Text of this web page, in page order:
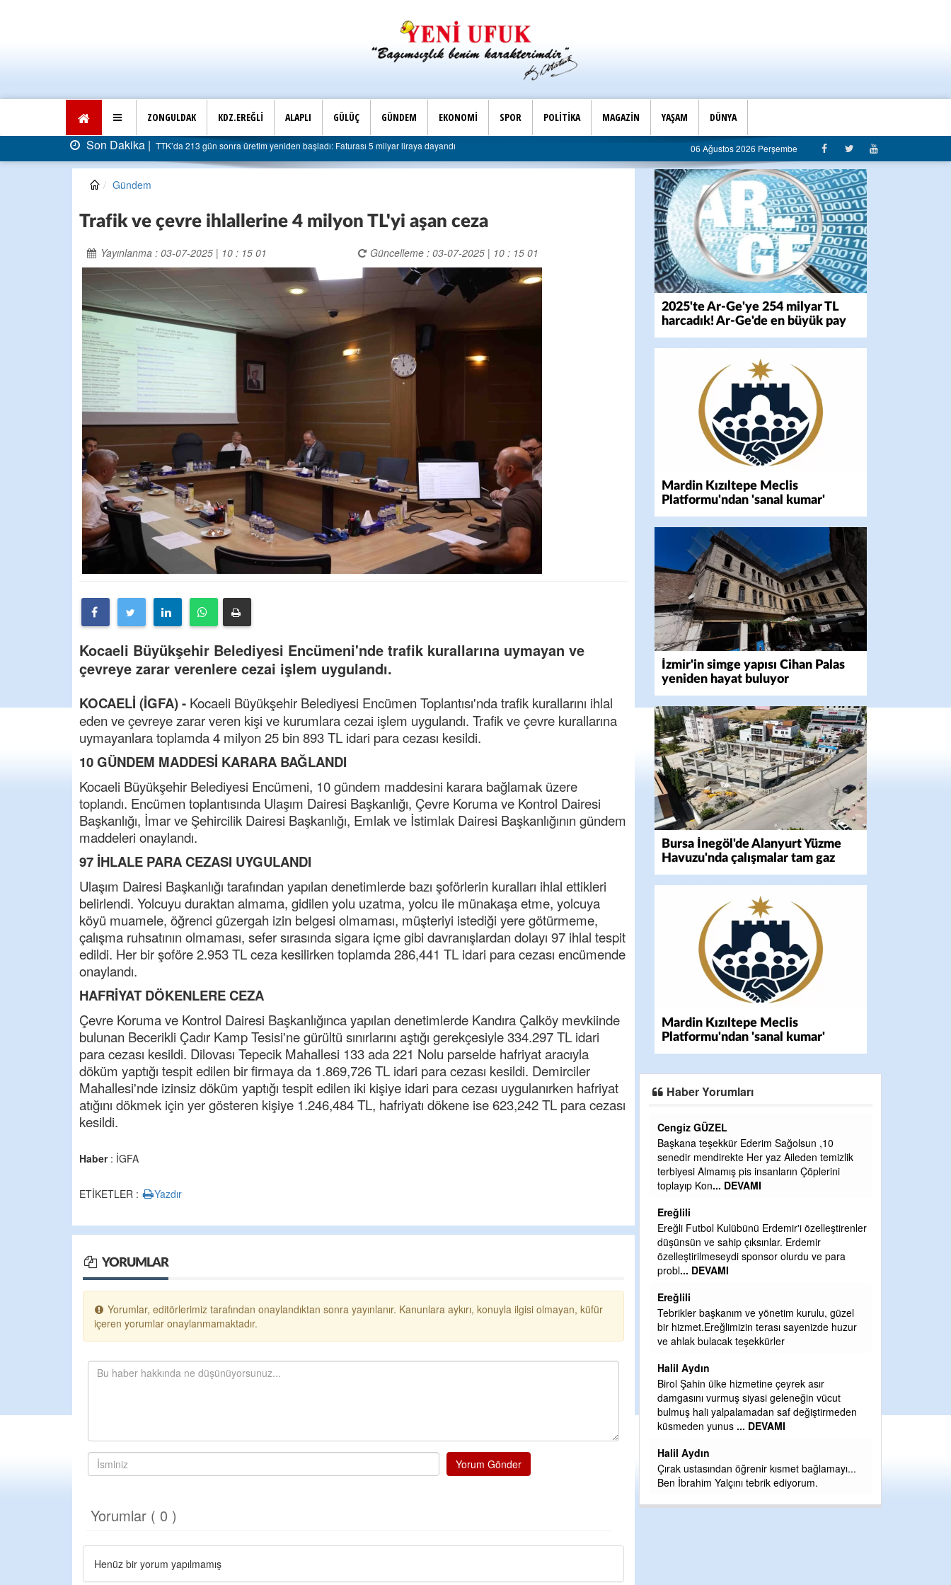
ZONGULDAK KDZ.EREĞLİ ALAPLI GÜLÜÇ GÜNDEM EKONOMİ SPOR POLİTİKA MAGAZİN YAŞAM DÜNYA
Son Dakika |TTK’da 213 gün sonra üretim yeniden başladı: Faturası 5 milyar liraya dayandı AK Parti Ereğli İlçe Başkanlığı’ndan belediyeye sert eleştiri: “Algı siyaseti değil, hizmet belediyeciliği”
06 Ağustos 2026 Perşembe
Gündem
Trafik ve çevre ihlallerine 4 milyon TL'yi aşan ceza
Yayınlanma : 03-07-2025 | 10 : 15 01 Güncelleme : 03-07-2025 | 10 : 15 01
Kocaeli Büyükşehir Belediyesi Encümeni'nde trafik kurallarına uymayan ve
çevreye zarar verenlere cezai işlem uygulandı.
KOCAELİ (İGFA) - Kocaeli Büyükşehir Belediyesi Encümen Toplantısı'nda trafik kurallarını ihlal
eden ve çevreye zarar veren kişi ve kurumlara cezai işlem uygulandı. Trafik ve çevre kurallarına
uymayanlara toplamda 4 milyon 25 bin 893 TL idari para cezası kesildi.
10 GÜNDEM MADDESİ KARARA BAĞLANDI
Kocaeli Büyükşehir Belediyesi Encümeni, 10 gündem maddesini karara bağlamak üzere
toplandı. Encümen toplantısında Ulaşım Dairesi Başkanlığı, Çevre Koruma ve Kontrol Dairesi
Başkanlığı, İmar ve Şehircilik Dairesi Başkanlığı, Emlak ve İstimlak Dairesi Başkanlığının gündem
maddeleri onaylandı.
97 İHLALE PARA CEZASI UYGULANDI
Ulaşım Dairesi Başkanlığı tarafından yapılan denetimlerde bazı şoförlerin kuralları ihlal ettikleri
belirlendi. Yolcuyu duraktan almama, gidilen yolu uzatma, yolcu ile münakaşa etme, yolcuya
köyü muamele, öğrenci güzergah izin belgesi olmaması, müşteriyi istediği yere götürmeme,
çalışma ruhsatının olmaması, sefer sırasında sigara içme gibi davranışlardan dolayı 97 ihlal tespit
edildi. Her bir şoföre 2.953 TL ceza kesilirken toplamda 286,441 TL idari para cezası encümende
onaylandı.
HAFRİYAT DÖKENLERE CEZA
Çevre Koruma ve Kontrol Dairesi Başkanlığınca yapılan denetimlerde Kandıra Çalköy mevkiinde
bulunan Becerikli Çadır Kamp Tesisi'ne gürültü sınırlarını aştığı gerekçesiyle 334.297 TL idari
para cezası kesildi. Dilovası Tepecik Mahallesi 133 ada 221 Nolu parselde hafriyat aracıyla
döküm yaptığı tespit edilen bir firmaya da 1.869,726 TL idari para cezası kesildi. Demirciler
Mahallesi'nde izinsiz döküm yaptığı tespit edilen iki kişiye idari para cezası uygulanırken hafriyat
atığını dökmek için yer gösteren kişiye 1.246,484 TL, hafriyatı dökene ise 623,242 TL para cezası
kesildi.
Haber: İGFA
ETİKETLER : Yazdır
YORUMLAR
Yorumlar, editörlerimiz tarafından onaylandıktan sonra yayınlanır. Kanunlara aykırı, konuyla ilgisi olmayan, küfür
içeren yorumlar onaylanmamaktadır.
Yorum Gönder
Yorumlar ( 0 )
Henüz bir yorum yapılmamış
2025'te Ar-Ge'ye 254 milyar TL
harcadık! Ar-Ge'de en büyük pay
üniversitelere
Mardin Kızıltepe Meclis
Platformu'ndan 'sanal kumar'
alarmı!
İzmir'in simge yapısı Cihan Palas
yeniden hayat buluyor
Bursa İnegöl'de Alanyurt Yüzme
Havuzu'nda çalışmalar tam gaz
Mardin Kızıltepe Meclis
Platformu'ndan 'sanal kumar'
alarmı!
Haber Yorumları
Başkana teşekkür Ederim Sağolsun ,10
senedir mendirekte Her yaz Aileden temizlik
terbiyesi Almamış pis insanların Çöplerini
Ereğli Futbol Kulübünü Erdemir'i özelleştirenler
düşünsün ve sahip çıksınlar. Erdemir
özelleştirilmeseydi sponsor olurdu ve para
Tebrikler başkanım ve yönetim kurulu, güzel
bir hizmet.Ereğlimizin terası sayenizde huzur
ve ahlak bulacak teşekkürler
Birol Şahin ülke hizmetine çeyrek asır
damgasını vurmuş siyasi geleneğin vücut
bulmuş hali yalpalamadan saf değiştirmeden
Halil Aydın
Çırak ustasından öğrenir kısmet bağlamayı...
Ben İbrahim Yalçını tebrik ediyorum.
GULDERE DERE ÇALIŞMALARI, SEKIZ YIL
ÖNCE ALKAYA TARAFINDAN BAŞLATILDI,
ETRASFINDA YERLEŞİM YERI OLMAYAN
KISIMLARA DUVARLAR YAPILDI."BURADAK
Şaban yavuz
Mekanı cennet olsun kederli ailesine Rabbim
Sabri Celil ihsan eylesin
H BakiYüksel
Hak hukuk adalet işte CHP Kemal Kılıçdaroğlu
Yeni parti için ereğli ilçe teşkilatımızı merak
eder dururken asıl merakımız halk
kahramanlarımız ereğli aşkı ile yanıp tutuşan
eeeğ... DEVAMI